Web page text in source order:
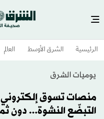
الرئيسية الشرق الأوسط​ العالم
يوميات الشرق
منصات تسوق
التبضّع النشوة... دون